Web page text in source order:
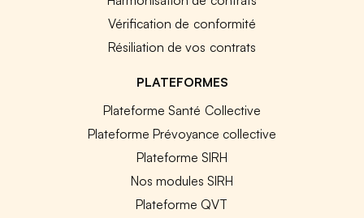
Vérification de conformité
Résiliation de vos contrats
PLATEFORMES
Plateforme Santé Collective
Plateforme Prévoyance collective
Plateforme SIRH
Nos modules SIRH
Plateforme QVT